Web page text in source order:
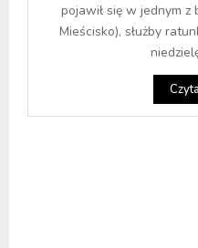
pojawił się w jednym
Mieścisko), służby